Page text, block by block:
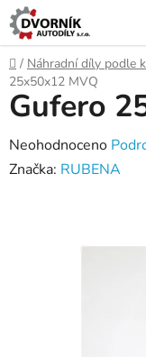
Přejít
na
obsah
Domů
/ Náhradní díly podle
25x50x12 MVQ
Gufero
Průměrné
hodnocení
Neohodnoceno
Značka: RUBENA